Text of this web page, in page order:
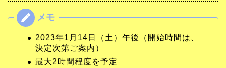
2023年1月14日（土）午後（開始時間は、
決定次第ご案内）
最大2時間程度を予定